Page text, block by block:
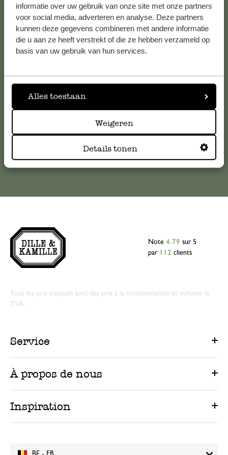
informatie over uw gebruik van onze site met onze partners
voor social media, adverteren en analyse. Deze partners
kunnen deze gegevens combineren met andere informatie
die u aan ze heeft verstrekt of die ze hebben verzameld op
basis van uw gebruik van hun services.
Alles toestaan
Weigeren
Details tonen
Service clientèle
Pour toute question ou demande de conseil ou d’aide,
nos réponses auxquestions les plus fréquemment posées.
serviceclientele@dille-kamille.com
BE - FR
Note 4.79 sur 5
par
112 clients
Tous les prix indiqués sont des prix à la consommation et incluent la
TVA.
Service
À propos de nous
Inspiration